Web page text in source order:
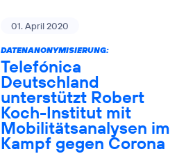
01. April 2020
DATENANONYMISIERUNG:
Telefónica
Deutschland
unterstützt Robert
Koch-Institut mit
Mobilitätsanalysen im
Kampf gegen Corona